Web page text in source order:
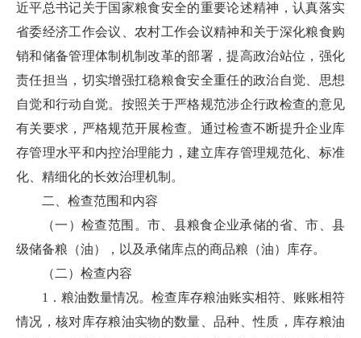
近平总书记关于国家粮食安全的重要论述精神，认真落实
省委经济工作会议、农村工作会议精神和关于深化粮食购
销和储备管理体制机制改革的部署，提高政治站位，强化
责任担当，切实增强扛稳粮食安全重任的政治自觉、思想
自觉和行动自觉。按照关于严格规范涉企行政检查的意见
有关要求，严格规范开展检查。通过检查不断提升企业库
存管理水平和内控治理能力，建立库存管理规范化、标准
化、精细化的长效治理机制。
二、检查范围和内容
（一）检查范围。市、县粮食企业承储的省、市、县
级储备粮（油），以及承储库点的商品粮（油）库存。
（二）检查内容
1．粮油数量情况。检查库存粮油账实相符、账账相符
情况，核对库存粮油实物的数量、品种、性质，库存粮油